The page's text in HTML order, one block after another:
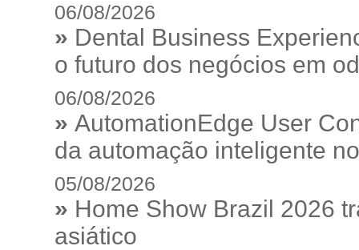
06/08/2026
» Dental Business
o futuro dos negócios em
06/08/2026
» AutomationEdge User
da automação inteligente
05/08/2026
» Home Show Brazil 2026
asiático